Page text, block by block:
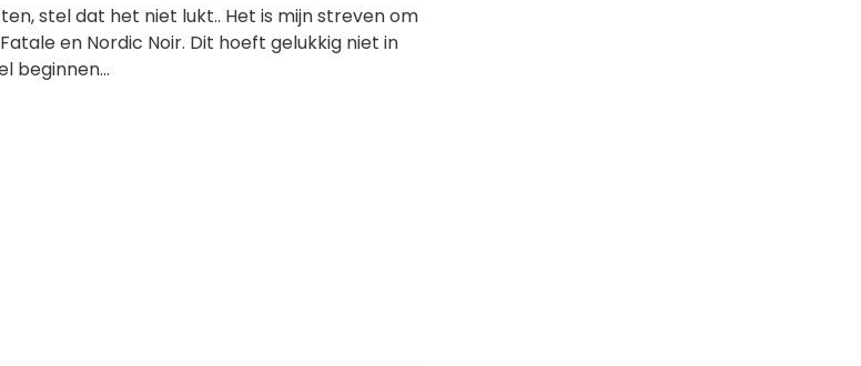
stel dat het niet lukt.. Het is mijn streven om
en Nordic Noir. Dit hoeft gelukkig niet in
beginnen...